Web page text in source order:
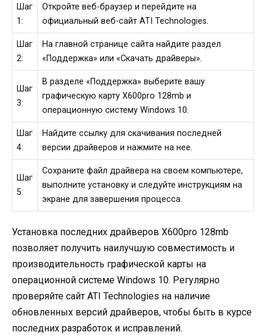
Шаг
1:
Откройте веб-браузер и перейдите на
официальный веб-сайт ATI Technologies.
Шаг
2:
На главной странице сайта найдите раздел
«Поддержка» или «Скачать драйверы».
Шаг
3:
В разделе «Поддержка» выберите вашу
графическую карту X600pro 128mb и
операционную систему Windows 10.
Шаг
4:
Найдите ссылку для скачивания последней
версии драйверов и нажмите на нее.
Шаг
5:
Сохраните файл драйвера на своем компьютере,
выполните установку и следуйте инструкциям на
экране для завершения процесса.
Установка последних драйверов X600pro 128mb
позволяет получить наилучшую совместимость и
производительность графической карты на
операционной системе Windows 10. Регулярно
проверяйте сайт ATI Technologies на наличие
обновленных версий драйверов, чтобы быть в курсе
последних разработок и исправлений.